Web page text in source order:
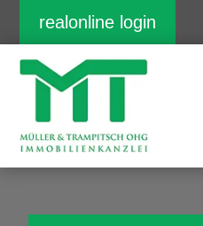
realonline login